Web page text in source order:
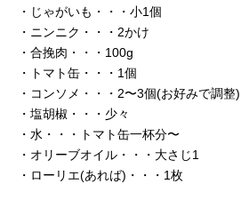
・じゃがいも・・・小1個
・ニンニク・・・2かけ
・合挽肉・・・100g
・トマト缶・・・1個
・コンソメ・・・2〜3個(お好みで調整)
・塩胡椒・・・少々
・水・・・トマト缶一杯分〜
・オリーブオイル・・・大さじ1
・ローリエ(あれば)・・・1枚